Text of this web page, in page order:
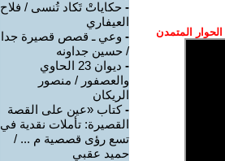
المتمدن
- حكاياتْ تَكاد تُنسى / فلاح
العيفاري
- وعي ـ قصص قصيرة جدا
/ حسين جداونه
-
ديوان 23 الحاوي
والعصفور / منصور
الريكان
-كتاب «عين على القصة
القصيرة: تأملات نقدية في
تسع رؤى قصصية م ... /
حميد عقبي